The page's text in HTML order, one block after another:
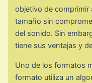
objetivo de comprimir
tamaño sin
del sonido. Sin
tiene sus ventajas y
Uno de los formatos
formato utiliza un